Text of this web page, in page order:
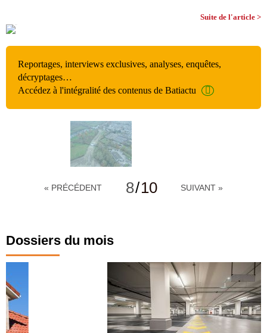
Suite de l'article >
Reportages, interviews exclusives, analyses, enquêtes,
décryptages…
Accédez à l'intégralité des contenus de Batiactu
« PRÉCÉDENT 8/10 SUIVANT »
Dossiers du mois